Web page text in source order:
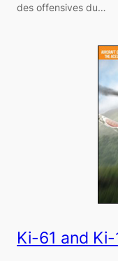
des offensives du…
Ki-61 and